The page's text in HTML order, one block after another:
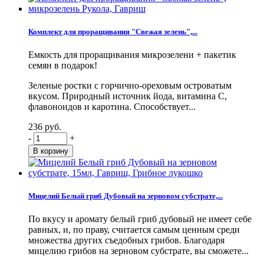
Комплект для проращивания "Свежая зелень",...
Емкость для проращивания микрозелени + пакетик
семян в подарок!
Зеленые ростки с горчично-ореховым островатым
вкусом. Природный источник йода, витамина С,
флавоноидов и каротина. Способствует...
236 руб.
-
+
Мицелий Белый гриб Дубовый на зерновом субстрате,...
По вкусу и аромату белый гриб дубовый не имеет себе
равных, и, по праву, считается самым ценным среди
множества других съедобных грибов. Благодаря
мицелию грибов на зерновом субстрате, вы сможете...